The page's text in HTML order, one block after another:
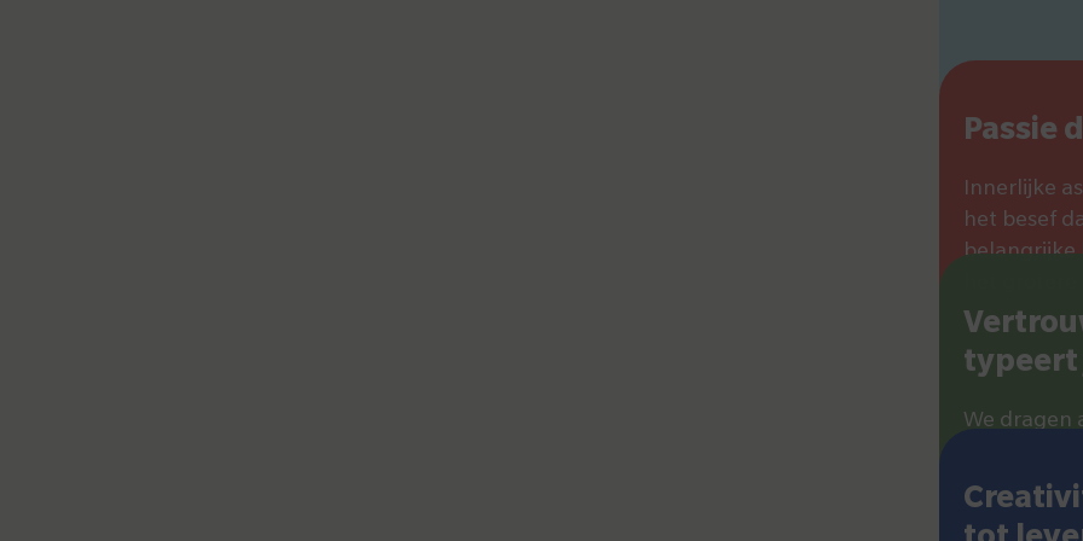
Passie
Innerlijke
het besef
belangrijke
typeert
We dragen
elkaar aan